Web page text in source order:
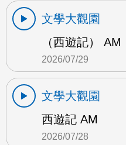
文學大觀園
（西遊記） AM
2026/07/29
文學大觀園
西遊記 AM
2026/07/28